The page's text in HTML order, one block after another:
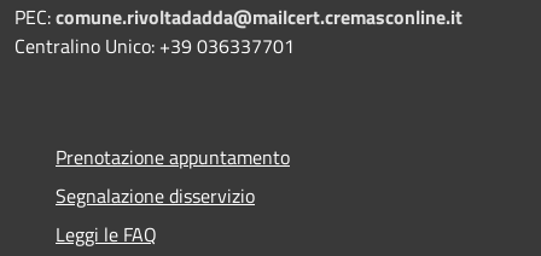
PEC:comune.rivoltadadda@mailcert.cremasconline.it
Centralino Unico: +39 036337701
Prenotazione appuntamento
Segnalazione disservizio
Leggi le FAQ